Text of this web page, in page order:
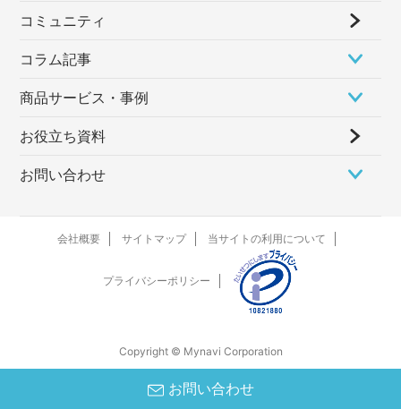
お問い合わせ
コミュニティ
コラム記事
商品サービス・事例
お役立ち資料
お問い合わせ
会社概要 サイトマップ 当サイトの利用について
プライバシーポリシー
Copyright © Mynavi Corporation